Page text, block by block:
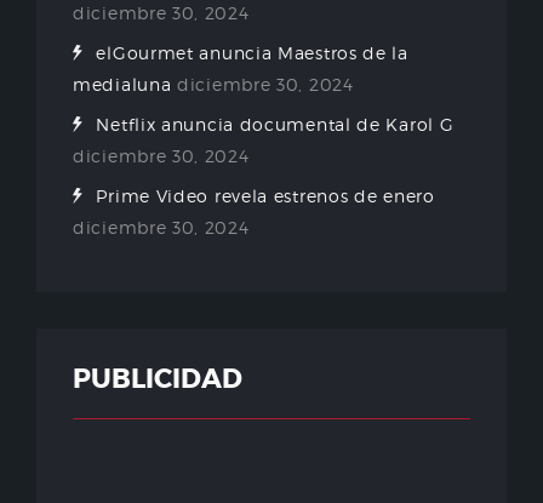
diciembre 30, 2024
elGourmet anuncia Maestros de la
medialuna diciembre 30, 2024
Netflix anuncia documental de Karol G
diciembre 30, 2024
Prime Video revela estrenos de enero
diciembre 30, 2024
PUBLICIDAD